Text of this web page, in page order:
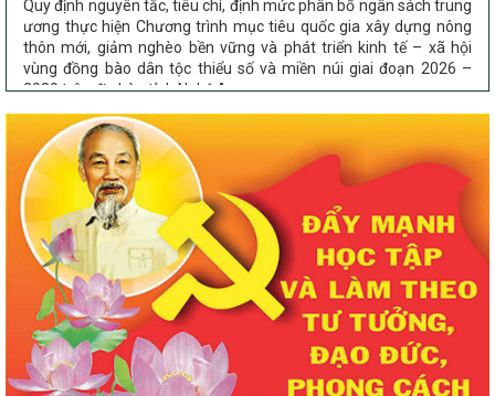
ương thực hiện Chương trình mục tiêu quốc gia xây dựng nông
thôn mới, giảm nghèo bền vững và phát triển kinh tế – xã hội
vùng đồng bào dân tộc thiểu số và miền núi giai đoạn 2026 –
2030 trên địa bàn tỉnh Nghệ An
về đẩy mạnh thực hiện Chương trình mục tiêu quốc gia xây dựng
nông thôn mới, giảm nghèo bền vững và phát triển kinh tế – xã
hội vùng đồng bào dân tộc thiểu số và miền núi giai đoạn 2026 –
2030 trên địa bàn tỉnh Nghệ An
Quyết định số 2490/QĐ-UBND
Về việc thành lập Ban Chỉ đạo Chương trình mục tiều quốc gia xây
dựng nông thôn mới, giảm nghèo bền vững và phát triển kinh tế –
xã hội vùng đồng bào dân tộc thiểu số và miền núi giai đoạn 2026
-2030 tỉnh Nghệ An
Thông tư Số 23/2026/TT-BNNMT
Thông tư Hướng dẫn thực hiện một số nội dung Chương trình
mục tiêu quốc gia xây dựng nông thôn mới, giảm nghèo bền